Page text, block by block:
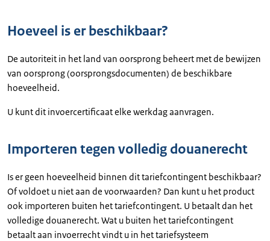
Hoeveel is er beschikbaar?
De autoriteit in het land van oorsprong beheert met de bewijzen
van oorsprong (oorsprongsdocumenten) de beschikbare
hoeveelheid.
U kunt dit invoercertificaat elke werkdag aanvragen.
Importeren tegen volledig douanerecht
Is er geen hoeveelheid binnen dit tariefcontingent beschikbaar?
Of voldoet u niet aan de voorwaarden? Dan kunt u het product
ook importeren buiten het tariefcontingent. U betaalt dan het
volledige douanerecht. Wat u buiten het tariefcontingent
betaalt aan invoerrecht vindt u in het tariefsysteem